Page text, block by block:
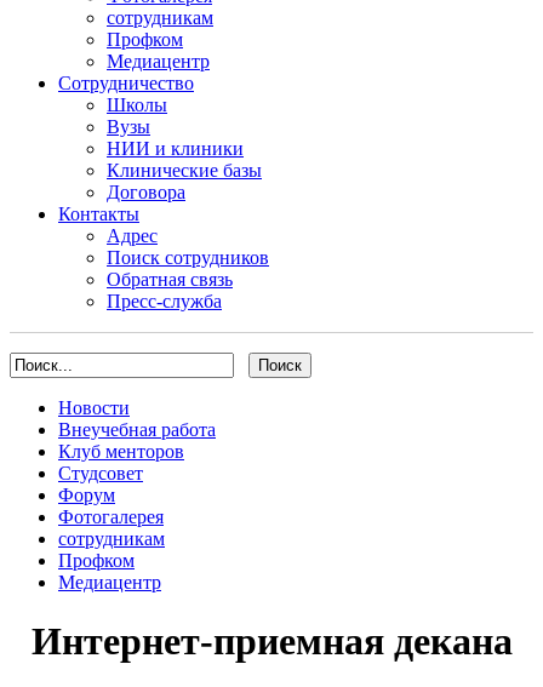
сотрудникам
Профком
Медиацентр
Сотрудничество
Школы
Вузы
НИИ и клиники
Клинические базы
Договора
Контакты
Адрес
Поиск сотрудников
Обратная связь
Пресс-служба
Новости
Внеучебная работа
Клуб менторов
Студсовет
Форум
Фотогалерея
сотрудникам
Профком
Медиацентр
Интернет-приемная декана